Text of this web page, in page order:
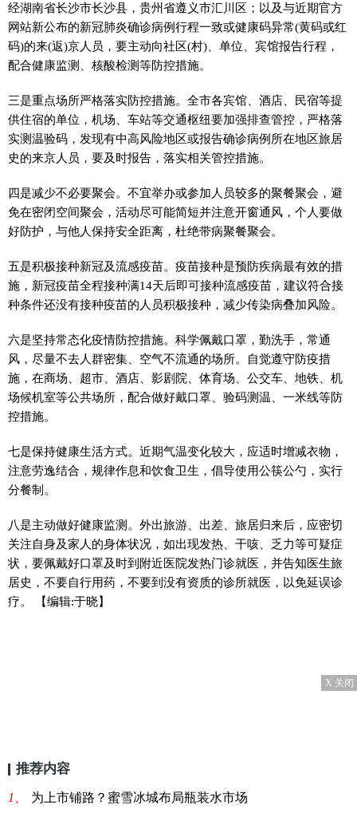
经湖南省长沙市长沙县，贵州省遵义市汇川区；以及与近期官方
网站新公布的新冠肺炎确诊病例行程一致或健康码异常(黄码或红
码)的来(返)京人员，要主动向社区(村)、单位、宾馆报告行程，
配合健康监测、核酸检测等防控措施。
三是重点场所严格落实防控措施。全市各宾馆、酒店、民宿等提
供住宿的单位，机场、车站等交通枢纽要加强排查管控，严格落
实测温验码，发现有中高风险地区或报告确诊病例所在地区旅居
史的来京人员，要及时报告，落实相关管控措施。
四是减少不必要聚会。不宜举办或参加人员较多的聚餐聚会，避
免在密闭空间聚会，活动尽可能简短并注意开窗通风，个人要做
好防护，与他人保持安全距离，杜绝带病聚餐聚会。
五是积极接种新冠及流感疫苗。疫苗接种是预防疾病最有效的措
施，新冠疫苗全程接种满14天后即可接种流感疫苗，建议符合接
种条件还没有接种疫苗的人员积极接种，减少传染病叠加风险。
六是坚持常态化疫情防控措施。科学佩戴口罩，勤洗手，常通
风，尽量不去人群密集、空气不流通的场所。自觉遵守防疫措
施，在商场、超市、酒店、影剧院、体育场、公交车、地铁、机
场候机室等公共场所，配合做好戴口罩、验码测温、一米线等防
控措施。
七是保持健康生活方式。近期气温变化较大，应适时增减衣物，
注意劳逸结合，规律作息和饮食卫生，倡导使用公筷公勺，实行
分餐制。
八是主动做好健康监测。外出旅游、出差、旅居归来后，应密切
关注自身及家人的身体状况，如出现发热、干咳、乏力等可疑症
状，要佩戴好口罩及时到附近医院发热门诊就医，并告知医生旅
居史，不要自行用药，不要到没有资质的诊所就医，以免延误诊
疗。
【编辑:于晓】
X 关闭
推荐内容
1、 为上市铺路？蜜雪冰城布局瓶装水市场